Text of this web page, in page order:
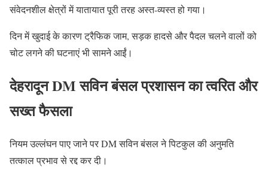
संवेदनशील क्षेत्रों में यातायात पूरी तरह अस्त-व्यस्त हो गया।
दिन में खुदाई के कारण ट्रैफिक जाम, सड़क हादसे और पैदल चलने वालों को
चोट लगने की घटनाएं भी सामने आईं।
देहरादून DMसविन बंसलप्रशासन का त्वरित और
सख्त फैसला
नियम उल्लंघन पाए जाने पर DM सविन बंसल ने पिटकुल की अनुमति
तत्काल प्रभाव से रद्द कर दी।